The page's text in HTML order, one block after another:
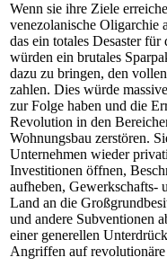
Wenn sie ihre Ziele
venezolanische Oligarchie
das ein totales Desaster
würden ein brutales
dazu zu bringen, den
zahlen. Dies würde
zur Folge haben und die
Revolution in den
Wohnungsbau zerstören.
Unternehmen wieder
Investitionen öffnen,
aufheben, Gewerkschafts-
Land an die
und andere Subventionen
einer generellen
Angriffen auf